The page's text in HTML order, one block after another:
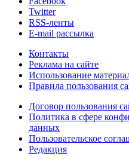
Twitter
RSS-ленты
E-mail рассылка
Контакты
Реклама на сайте
Использование
Правила пользования
Договор пользования
Политика в сфере
данных
Пользовательское
Редакция